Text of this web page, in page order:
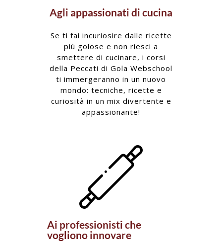
Agli appassionati di cucina
Se ti fai incuriosire dalle ricette
più golose e non riesci a
smettere di cucinare, i corsi
della Peccati di Gola Webschool
ti immergeranno in un nuovo
mondo: tecniche, ricette e
curiosità in un mix divertente e
appassionante!
Ai professionisti che
vogliono innovare